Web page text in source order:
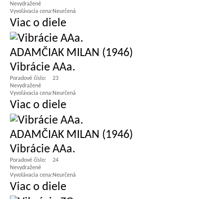
Nevydražené
Vyvolávacia cena:Neurčená
Viac o diele
ADAMČIAK MILAN (1946)
Vibrácie AAa.
Poradové číslo:
23
Nevydražené
Vyvolávacia cena:Neurčená
Viac o diele
ADAMČIAK MILAN (1946)
Vibrácie AAa.
Poradové číslo:
24
Nevydražené
Vyvolávacia cena:Neurčená
Viac o diele